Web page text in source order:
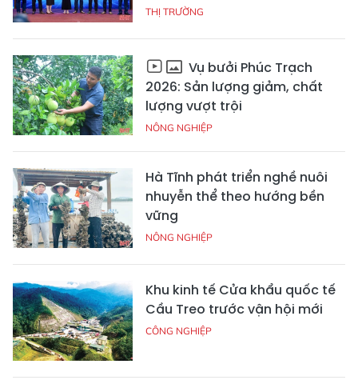
THỊ TRƯỜNG
Vụ bưởi Phúc Trạch
2026: Sản lượng giảm, chất
lượng vượt trội
NÔNG NGHIỆP
Hà Tĩnh phát triển nghề nuôi
nhuyễn thể theo hướng bền
vững
NÔNG NGHIỆP
Khu kinh tế Cửa khẩu quốc tế
Cầu Treo trước vận hội mới
CÔNG NGHIỆP